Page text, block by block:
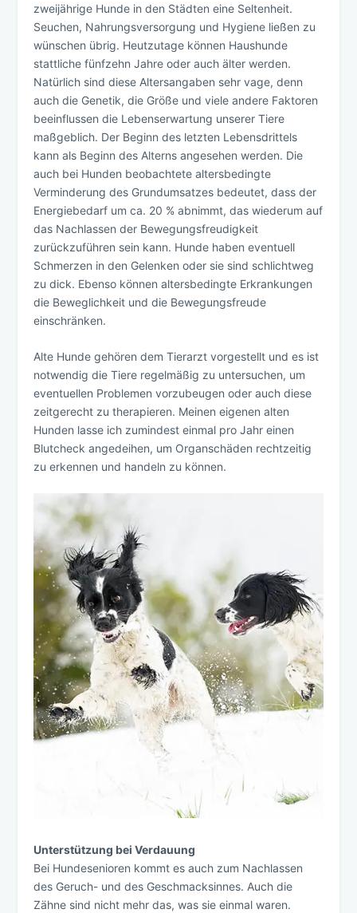
zweijährige Hunde in den Städten eine Seltenheit.
Seuchen, Nahrungsversorgung und Hygiene ließen zu
wünschen übrig. Heutzutage können Haushunde
stattliche fünfzehn Jahre oder auch älter werden.
Natürlich sind diese Altersangaben sehr vage, denn
auch die Genetik, die Größe und viele andere Faktoren
beeinflussen die Lebenserwartung unserer Tiere
maßgeblich. Der Beginn des letzten Lebensdrittels
kann als Beginn des Alterns angesehen werden. Die
auch bei Hunden beobachtete altersbedingte
Verminderung des Grundumsatzes bedeutet, dass der
Energiebedarf um ca. 20 % abnimmt, das wiederum auf
das Nachlassen der Bewegungsfreudigkeit
zurückzuführen sein kann. Hunde haben eventuell
Schmerzen in den Gelenken oder sie sind schlichtweg
zu dick. Ebenso können altersbedingte Erkrankungen
die Beweglichkeit und die Bewegungsfreude
einschränken.
Alte Hunde gehören dem Tierarzt vorgestellt und es ist
notwendig die Tiere regelmäßig zu untersuchen, um
eventuellen Problemen vorzubeugen oder auch diese
zeitgerecht zu therapieren. Meinen eigenen alten
Hunden lasse ich zumindest einmal pro Jahr einen
Blutcheck angedeihen, um Organschäden rechtzeitig
zu erkennen und handeln zu können.
Unterstützung bei Verdauung
Bei Hundesenioren kommt es auch zum Nachlassen
des Geruch- und des Geschmacksinnes. Auch die
Zähne sind nicht mehr das, was sie einmal waren.